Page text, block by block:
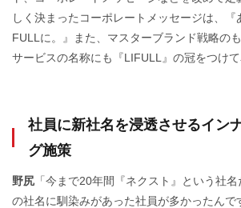
しく決まったコーポレートメッセージは、『
FULLに。』また、マスターブランド戦略の
サービスの名称にも『LIFULL』の冠をつけて
社員に新社名を浸透させるイン
グ施策
野尻 「今まで20年間『ネクスト』という社
の社名に馴染みがあった社員が多かったんで